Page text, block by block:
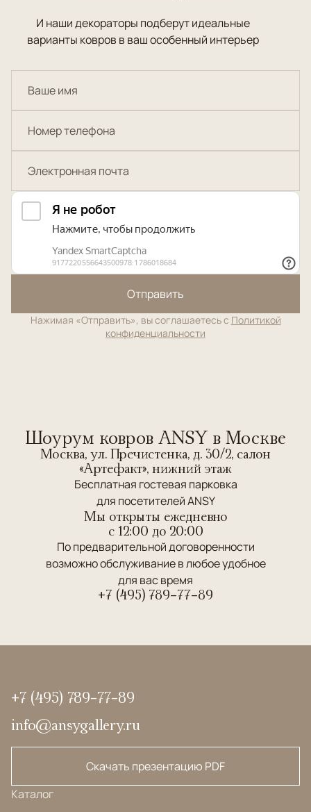
И наши декораторы подберут идеальные
варианты ковров в ваш особенный интерьер
Отправить
Нажимая «Отправить», вы соглашаетесь с Политикой
конфиденциальности
Шоурум ковров ANSY в Москве
Москва, ул. Пречистенка, д. 30/2, салон
«Артефакт», нижний этаж
Бесплатная гостевая парковка
для посетителей ANSY
Мы открыты ежедневно
c 12:00 до 20:00
По предварительной договоренности
возможно обслуживание в любое удобное
для вас время
+7 (495) 789-77-89
+7 (495) 789-77-89
info@ansygallery.ru
Скачать презентацию PDF
Каталог